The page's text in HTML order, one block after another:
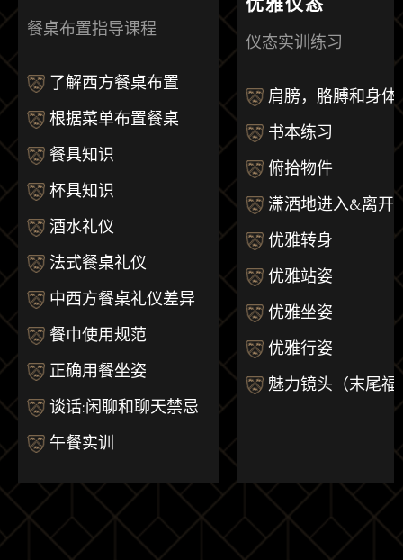
餐桌布置指导课程
了解西方餐桌布置
根据菜单布置餐桌
餐具知识
杯具知识
酒水礼仪
法式餐桌礼仪
中西方餐桌礼仪差异
餐巾使用规范
正确用餐坐姿
谈话:闲聊和聊天禁忌
午餐实训
优雅仪态
仪态实训练习
肩膀，胳膊和身体
书本练习
俯拾物件
潇洒地进入&离开
优雅转身
优雅站姿
优雅坐姿
优雅行姿
魅力镜头（末尾福